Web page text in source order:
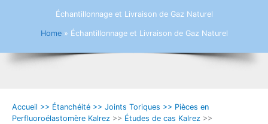
Échantillonnage et Livraison de Gaz Naturel
Home » Échantillonnage et Livraison de Gaz Naturel
Accueil >> Étanchéité >> Joints Toriques >> Pièces en
Perfluoroélastomère Kalrez >> Études de cas Kalrez >>